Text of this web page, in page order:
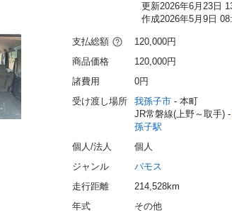
更新2026年6月23日
作成2026年5月9日
支払総額
120,000円
商品価格
120,000円
諸費用
0円
受け渡し場所
我孫子市 - 本町
JR常磐線(上野～取手) -
孫子駅
個人/法人
個人
ジャンル
バモス
走行距離
214,528km
年式
その他